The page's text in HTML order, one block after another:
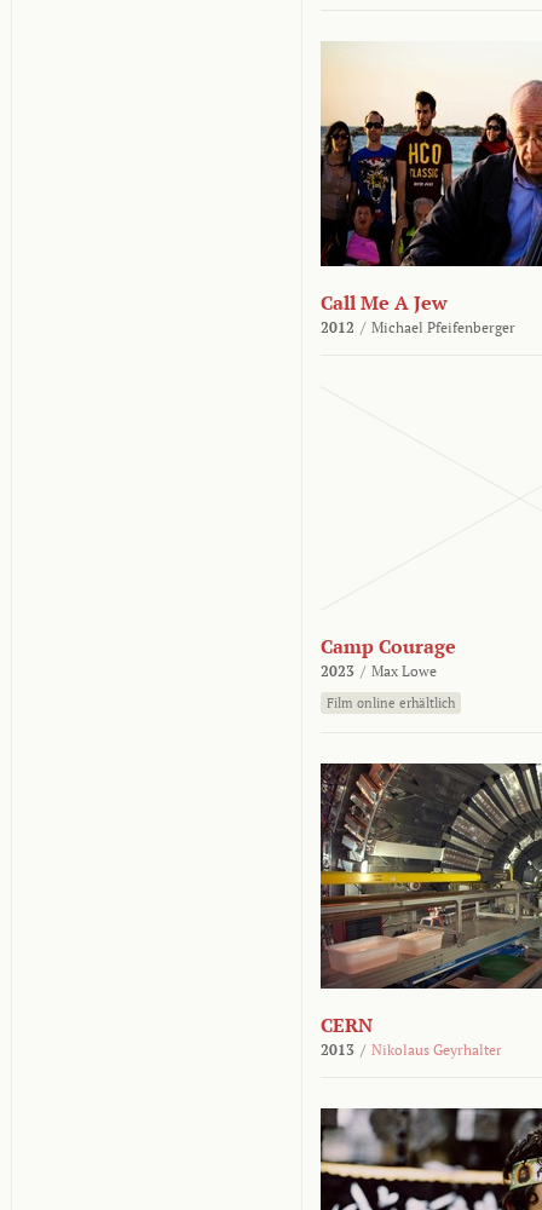
Call Me A Jew
2012 / Michael Pfeifenberger
Camp Courage
2023 / Max Lowe
Film online erhältlich
CERN
2013 / Nikolaus Geyrhalter